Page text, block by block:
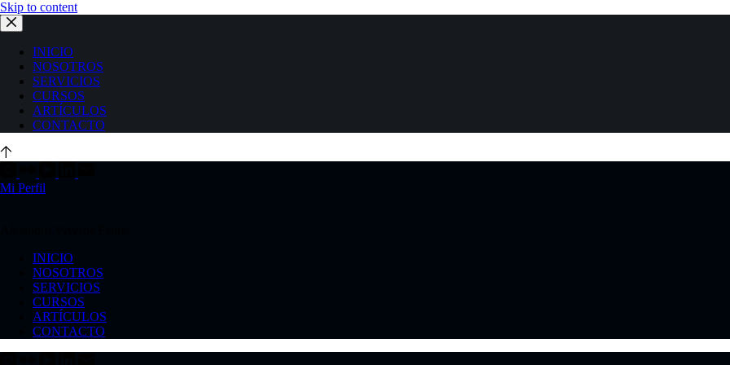
Skip to content
INICIO
NOSOTROS
SERVICIOS
CURSOS
ARTÍCULOS
CONTACTO
Mi Perfil
INICIO
NOSOTROS
SERVICIOS
CURSOS
ARTÍCULOS
CONTACTO